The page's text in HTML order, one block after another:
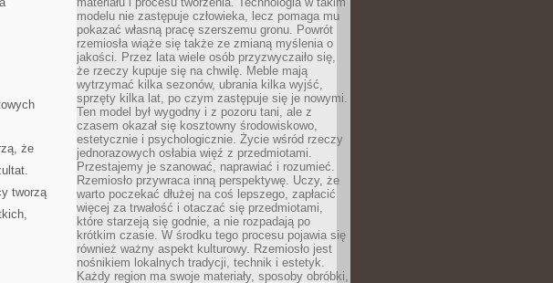
że
tworzą
modelu nie zastępuje człowieka, lecz pomaga mu
pokazać własną pracę szerszemu gronu. Powrót
rzemiosła wiąże się także ze zmianą myślenia o
jakości. Przez lata wiele osób przyzwyczaiło się,
że rzeczy kupuje się na chwilę. Meble mają
wytrzymać kilka sezonów, ubrania kilka wyjść,
sprzęty kilka lat, po czym zastępuje się je nowymi.
Ten model był wygodny i z pozoru tani, ale z
czasem okazał się kosztowny środowiskowo,
estetycznie i psychologicznie. Życie wśród rzeczy
jednorazowych osłabia więź z przedmiotami.
Przestajemy je szanować, naprawiać i rozumieć.
Rzemiosło przywraca inną perspektywę. Uczy, że
warto poczekać dłużej na coś lepszego, zapłacić
więcej za trwałość i otaczać się przedmiotami,
które starzeją się godnie, a nie rozpadają po
krótkim czasie. W środku tego procesu pojawia się
również ważny aspekt kulturowy. Rzemiosło jest
nośnikiem lokalnych tradycji, technik i estetyk.
Każdy region ma swoje materiały, sposoby obróbki,